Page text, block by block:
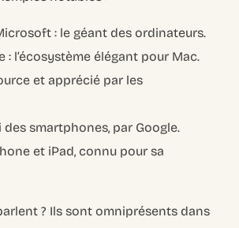
: le géant des ordinateurs.
: l’écosystème élégant pour Mac.
et apprécié par les
des smartphones, par Google.
et iPad, connu pour sa
? Ils sont omniprésents dans